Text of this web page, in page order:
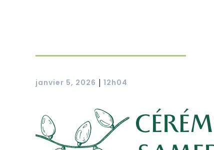
janvier 5, 2026 12h04